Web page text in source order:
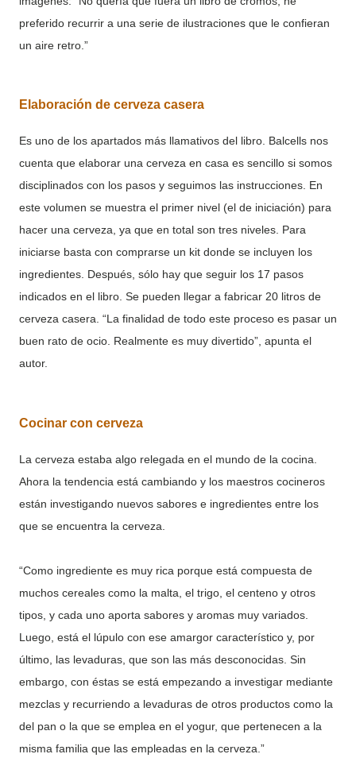
preferido recurrir a una serie de ilustraciones que le confieran
un aire retro.”
Elaboración de cerveza casera
Es uno de los apartados más llamativos del libro. Balcells nos
cuenta que elaborar una cerveza en casa es sencillo si somos
disciplinados con los pasos y seguimos las instrucciones. En
este volumen se muestra el primer nivel (el de iniciación) para
hacer una cerveza, ya que en total son tres niveles. Para
iniciarse basta con comprarse un kit donde se incluyen los
ingredientes. Después, sólo hay que seguir los 17 pasos
indicados en el libro. Se pueden llegar a fabricar 20 litros de
cerveza casera. “La finalidad de todo este proceso es pasar un
buen rato de ocio. Realmente es muy divertido”, apunta el
autor.
Cocinar con cerveza
La cerveza estaba algo relegada en el mundo de la cocina.
Ahora la tendencia está cambiando y los maestros cocineros
están investigando nuevos sabores e ingredientes entre los
que se encuentra la cerveza.
“Como ingrediente es muy rica porque está compuesta de
muchos cereales como la malta, el trigo, el centeno y otros
tipos, y cada uno aporta sabores y aromas muy variados.
Luego, está el lúpulo con ese amargor característico y, por
último, las levaduras, que son las más desconocidas. Sin
embargo, con éstas se está empezando a investigar mediante
mezclas y recurriendo a levaduras de otros productos como la
del pan o la que se emplea en el yogur, que pertenecen a la
misma familia que las empleadas en la cerveza.”